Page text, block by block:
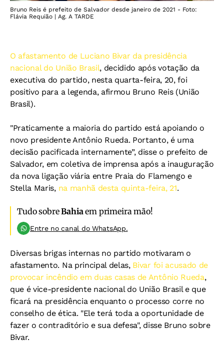
Bruno Reis é prefeito de Salvador desde janeiro de 2021 - Foto:
Flávia Requião | Ag. A TARDE
O afastamento de Luciano Bivar da presidência
nacional do União Brasil, decidido após votação da
executiva do partido, nesta quarta-feira, 20, foi
positivo para a legenda, afirmou Bruno Reis (União
Brasil).
"Praticamente a maioria do partido está apoiando o
novo presidente Antônio Rueda. Portanto, é uma
decisão pacificada internamente”, disse o prefeito de
Salvador, em coletiva de imprensa após a inauguração
da nova ligação viária entre Praia do Flamengo e
Stella Maris, na manhã desta quinta-feira, 21.
Tudo sobreBahiaem primeira mão!
Entre no canal do WhatsApp.
Diversas brigas internas no partido motivaram o
afastamento. Na principal delas, Bivar foi acusado de
provocar incêndio em duas casas de Antônio Rueda,
que é vice-presidente nacional do União Brasil e que
ficará na presidência enquanto o processo corre no
conselho de ética. "Ele terá toda a oportunidade de
fazer o contraditório e sua defesa", disse Bruno sobre
Bivar.